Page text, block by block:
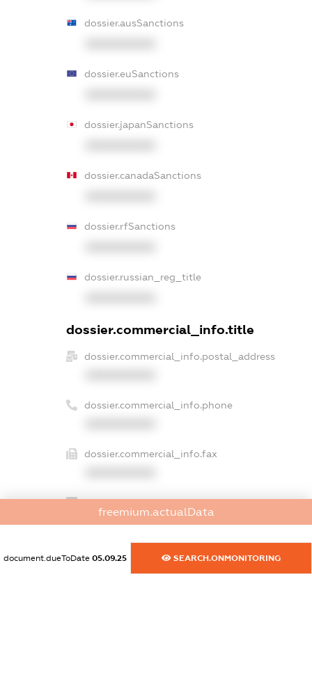
dossier.ausSanctions
dossier.euSanctions
dossier.japanSanctions
dossier.canadaSanctions
dossier.rfSanctions
dossier.russian_reg_title
dossier.commercial_info.title
dossier.commercial_info.postal_address
dossier.commercial_info.phone
dossier.commercial_info.fax
dossier.commercial_info.email
freemium.actualData
document.dueToDate 05.09.25 SEARCH.ONMONITORING